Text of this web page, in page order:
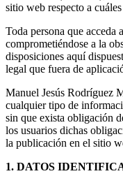
sitio web respecto a
Toda persona que acceda
comprometiéndose a la
disposiciones aquí
legal que fuera de
Manuel Jesús Rodríguez
cualquier tipo de
sin que exista obligación
los usuarios dichas
la publicación en el sitio
1. DATOS